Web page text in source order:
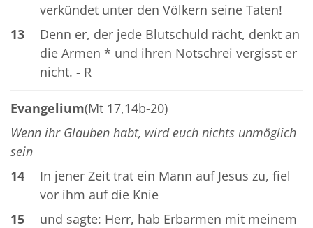
verkündet unter den Völkern seine Taten!
13
Denn er, der jede Blutschuld rächt, denkt an
die Armen * und ihren Notschrei vergisst er
nicht. - R
Evangelium(Mt 17,14b-20)
Wenn ihr Glauben habt, wird euch nichts unmöglich
sein
14
In jener Zeit trat ein Mann auf Jesus zu, fiel
vor ihm auf die Knie
15
und sagte: Herr, hab Erbarmen mit meinem